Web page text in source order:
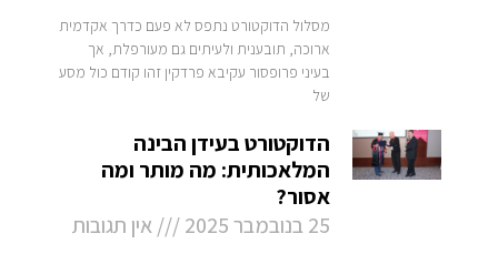
מסלול הדוקטורט נתפס לא פעם כדרך אקדמית
ארוכה, תובענית ולעיתים גם מעורפלת, אך
בעיני פרופסור עקיבא פרדקין זהו קודם כול מסע
של
הדוקטורט בעידן הבינה
המלאכותית: מה מותר ומה
אסור?
25 בנובמבר 2025
אין תגובות